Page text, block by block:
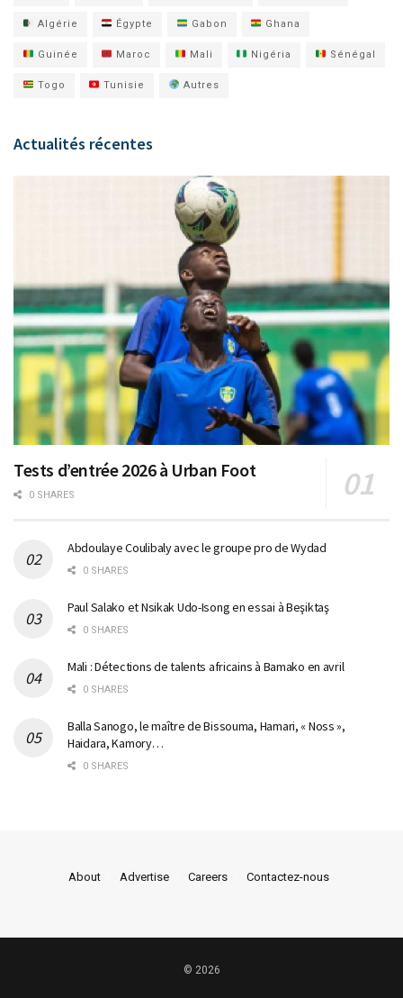
Algérie Égypte Gabon Ghana
Guinée Maroc Mali Nigéria Sénégal
Togo Tunisie Autres
Actualités récentes
Tests d’entrée 2026 à Urban Foot
0 SHARES
Abdoulaye Coulibaly avec le groupe pro de Wydad
0 SHARES
Paul Salako et Nsikak Udo-Isong en essai à Beşiktaş
0 SHARES
Mali : Détections de talents africains à Bamako en avril
0 SHARES
Balla Sanogo, le maître de Bissouma, Hamari, « Noss »,
Haidara, Kamory…
0 SHARES
About Advertise Careers Contactez-nous
© 2026